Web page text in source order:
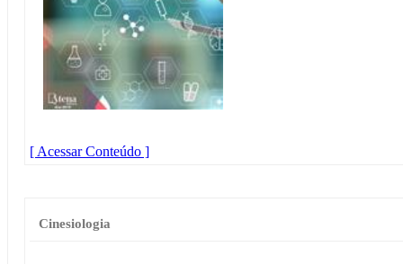
[ Acessar Conteúdo ]
Cinesiologia